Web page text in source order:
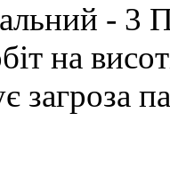
- 3
на
загроза